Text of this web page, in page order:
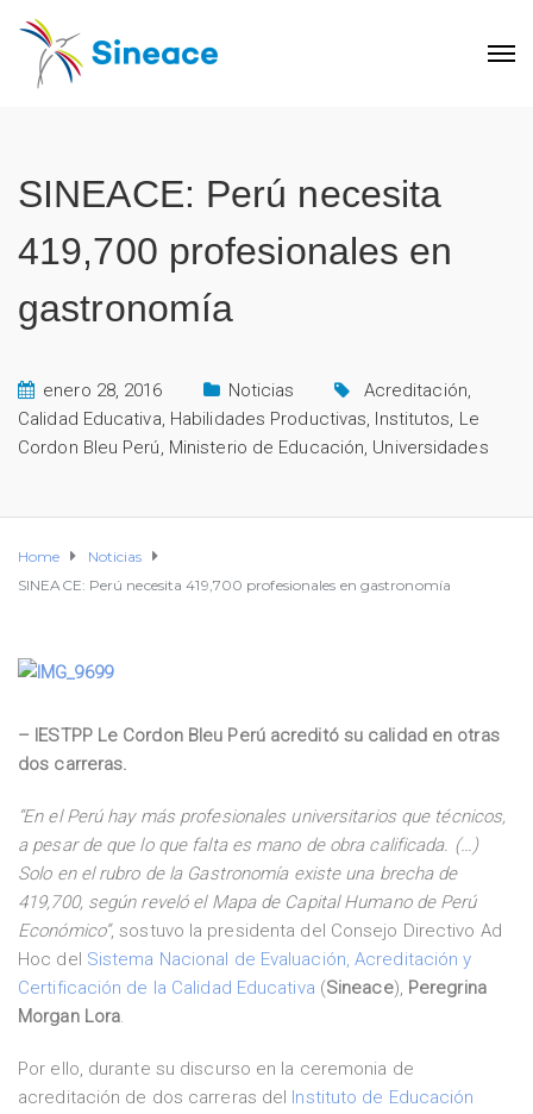
SINEACE: Perú necesita
419,700 profesionales en
gastronomía
enero 28, 2016 Noticias Acreditación,
Calidad Educativa, Habilidades Productivas, Institutos, Le
Cordon Bleu Perú, Ministerio de Educación, Universidades
Home
Noticias
SINEACE: Perú necesita 419,700 profesionales en gastronomía
– IESTPP Le Cordon Bleu Perú acreditó su calidad en otras
dos carreras.
“En el Perú hay más profesionales universitarios que técnicos,
a pesar de que lo que falta es mano de obra calificada. (…)
Solo en el rubro de la Gastronomía existe una brecha de
419,700, según reveló el Mapa de Capital Humano de Perú
Económico”, sostuvo la presidenta del Consejo Directivo Ad
Hoc del Sistema Nacional de Evaluación, Acreditación y
Certificación de la Calidad Educativa (Sineace), Peregrina
Morgan Lora.
Por ello, durante su discurso en la ceremonia de
acreditación de dos carreras del Instituto de Educación